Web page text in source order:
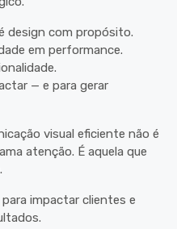
design com propósito.
em performance.
— e para gerar
visual eficiente não é
atenção. É aquela que
impactar clientes e